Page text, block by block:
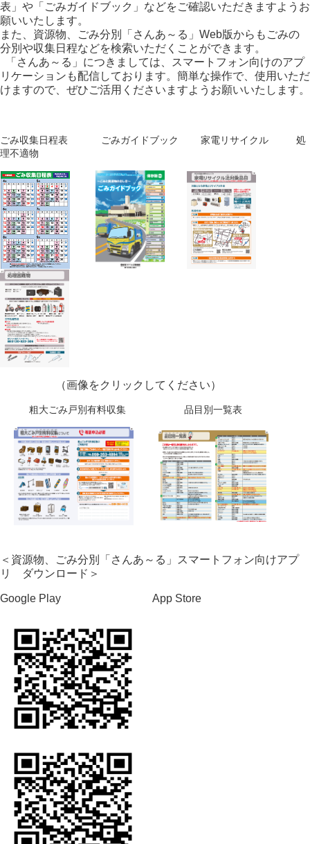
表」や「ごみガイドブック」などをご確認いただきますようお
願いいたします。
また、資源物、ごみ分別「さんあ～る」Web版からもごみの
分別や収集日程などを検索いただくことができます。
「さんあ～る」につきましては、スマートフォン向けのアプ
リケーションも配信しております。簡単な操作で、使用いただ
けますので、ぜひご活用くださいますようお願いいたします。
ごみ収集日程表 ごみガイドブック 家電リサイクル
処
理不適物
（画像をクリックしてください）
粗大ごみ戸別有料収集 品目別一覧表
＜資源物、ごみ分別「さんあ～る」スマートフォン向けアプ
リ ダウンロード＞
Google Play App Store